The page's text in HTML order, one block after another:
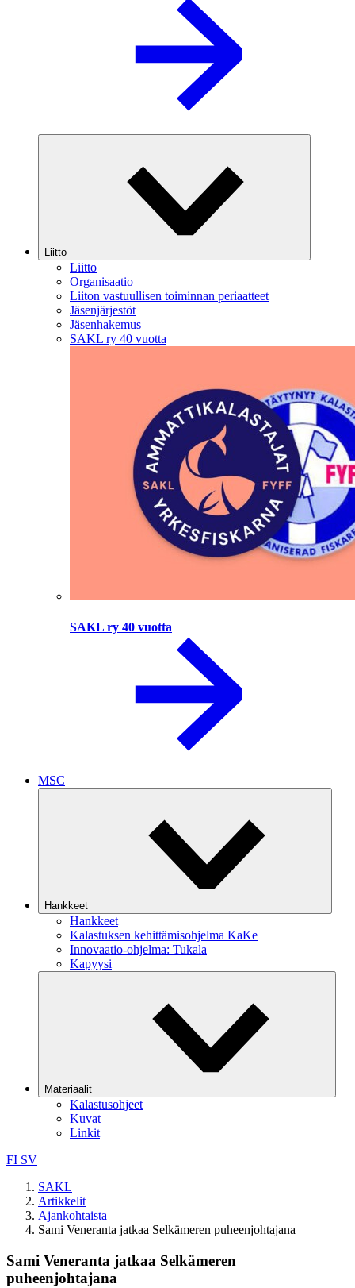
Liitto
Liitto
Organisaatio
Liiton vastuullisen toiminnan periaatteet
Jäsenjärjestöt
Jäsenhakemus
SAKL ry 40 vuotta
SAKL ry 40 vuotta
MSC
Hankkeet
Hankkeet
Kalastuksen kehittämisohjelma KaKe
Innovaatio-ohjelma: Tukala
Kapyysi
Materiaalit
Kalastusohjeet
Kuvat
Linkit
FI SV
SAKL
Artikkelit
Ajankohtaista
Sami Veneranta jatkaa Selkämeren puheenjohtajana
Sami Veneranta jatkaa Selkämeren
puheenjohtajana